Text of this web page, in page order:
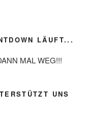
LÄUFT...
MAL WEG!!!
UNS